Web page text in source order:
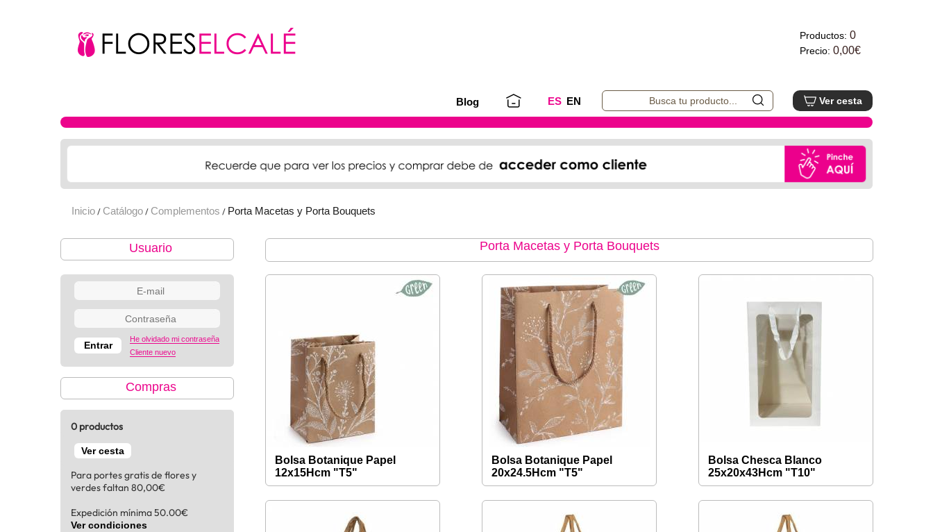
Productos: 0
Precio: 0,00€
Blog ES EN Ver cesta
Inicio / Catálogo / Complementos / Porta Macetas y Porta Bouquets
Usuario
He olvidado mi contraseña
Cliente nuevo
Compras
0 productos
Ver cesta
Para portes gratis de flores y
verdes faltan 80,00€
Expedición mínima 50.00€
Ver condiciones
Porta Macetas y Porta Bouquets
Bolsa Botanique Papel
12x15Hcm "T5"
Bolsa Botanique Papel
20x24.5Hcm "T5"
Bolsa Chesca Blanco
25x20x43Hcm "T10"